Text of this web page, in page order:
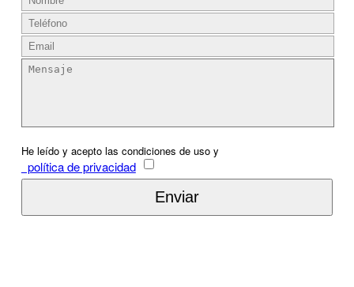
He leído y acepto las condiciones de uso y
política de privacidad